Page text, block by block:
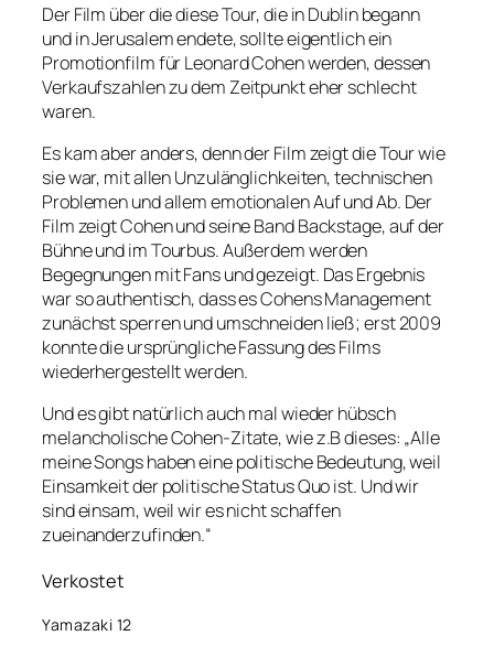
Der Film über die diese Tour, die in Dublin begann
und in Jerusalem endete, sollte eigentlich ein
Promotionfilm für Leonard Cohen werden, dessen
Verkaufszahlen zu dem Zeitpunkt eher schlecht
waren.
Es kam aber anders, denn der Film zeigt die Tour wie
sie war, mit allen Unzulänglichkeiten, technischen
Problemen und allem emotionalen Auf und Ab. Der
Film zeigt Cohen und seine Band Backstage, auf der
Bühne und im Tourbus. Außerdem werden
Begegnungen mit Fans und gezeigt. Das Ergebnis
war so authentisch, dass es Cohens Management
zunächst sperren und umschneiden ließ; erst 2009
konnte die ursprüngliche Fassung des Films
wiederhergestellt werden.
Und es gibt natürlich auch mal wieder hübsch
melancholische Cohen-Zitate, wie z.B dieses: „Alle
meine Songs haben eine politische Bedeutung, weil
Einsamkeit der politische Status Quo ist. Und wir
sind einsam, weil wir es nicht schaffen
zueinanderzufinden.“
Verkostet
Yamazaki 12